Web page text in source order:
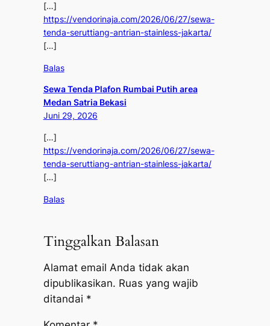
[…]
https://vendorinaja.com/2026/06/27/sewa-
tenda-seruttiang-antrian-stainless-jakarta/
[…]
Balas
Sewa Tenda Plafon Rumbai Putih area
Medan Satria Bekasi
Juni 29, 2026
[…]
https://vendorinaja.com/2026/06/27/sewa-
tenda-seruttiang-antrian-stainless-jakarta/
[…]
Balas
Tinggalkan Balasan
Alamat email Anda tidak akan
dipublikasikan. Ruas yang wajib
ditandai *